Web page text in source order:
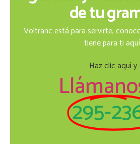
de tu
Voltranc está para servirte,
tiene para ti
Haz clic aquí y
295-